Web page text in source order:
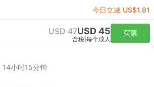
今日立减 US$1.81
USD 47USD 45
含税 每个成人
买票
14小时15分钟